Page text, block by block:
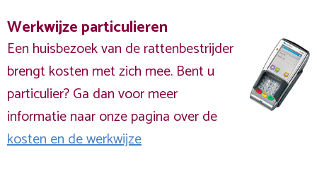
Werkwijze particulieren
Een huisbezoek van de rattenbestrijder
brengt kosten met zich mee. Bent u
particulier? Ga dan voor meer
informatie naar onze pagina over de
kosten en de werkwijze